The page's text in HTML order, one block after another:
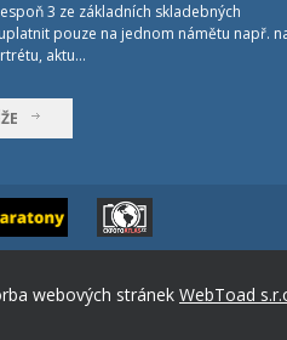
3 ze základních skladebných
pouze na jednom námětu např.
aktu…
webových stránek WebToad